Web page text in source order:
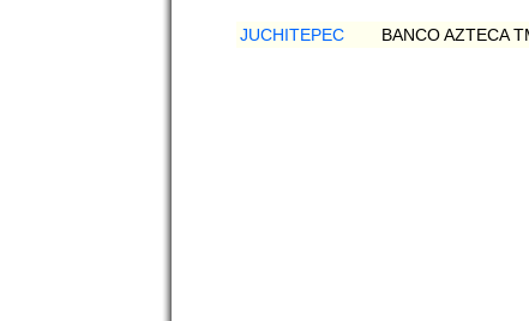
JUCHITEPEC BANCO AZTECA